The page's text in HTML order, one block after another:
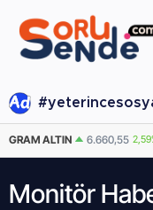
GRAM ALTIN 6.660,55
Monitör